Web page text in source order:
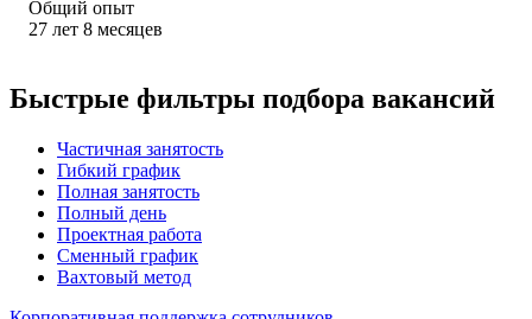
Общий опыт
27 лет 8 месяцев
Быстрые фильтры подбора вакансий
Частичная занятость
Гибкий график
Полная занятость
Полный день
Проектная работа
Сменный график
Вахтовый метод